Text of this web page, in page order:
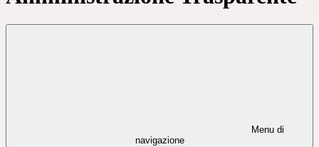
Menu di
navigazione